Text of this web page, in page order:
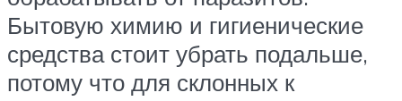
Бытовую химию и гигиенические
средства стоит убрать подальше,
потому что для склонных к